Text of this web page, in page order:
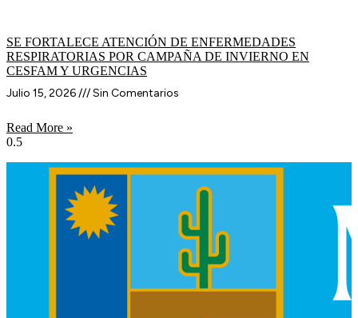
SE FORTALECE ATENCIÓN DE ENFERMEDADES
RESPIRATORIAS POR CAMPAÑA DE INVIERNO EN
CESFAM Y URGENCIAS
Julio 15, 2026
Sin Comentarios
Read More »